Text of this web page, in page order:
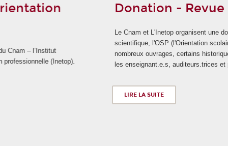
Donation - Revue OSP
Le Cnam et L'Inetop organisent une donation de la revue
scientifique, l'OSP (l'Orientation scolaire et professionnelle). De
nombreux ouvrages, certains historiques, sont disponibles pour
les enseignant.e.s, auditeurs.trices et personnels du Cnam.